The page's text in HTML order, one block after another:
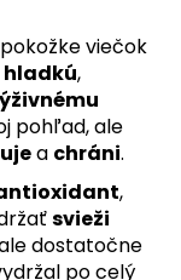
viečok
hladkú,
pohľad, ale
a chráni.
,
svieži
dostatočne
po celý